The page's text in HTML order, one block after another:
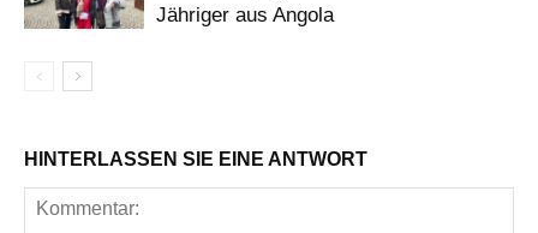
Jähriger aus Angola
HINTERLASSEN SIE EINE ANTWORT